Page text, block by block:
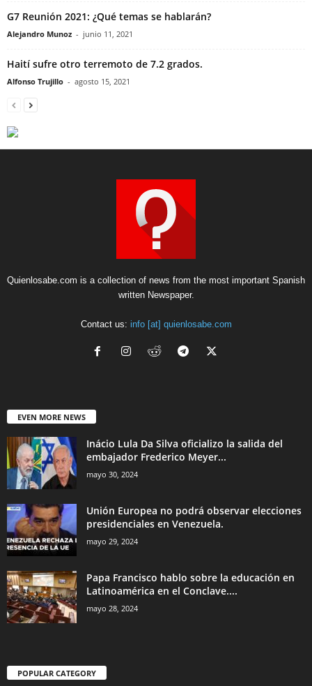
G7 Reunión 2021: ¿Qué temas se hablarán?
Alejandro Munoz - junio 11, 2021
Haití sufre otro terremoto de 7.2 grados.
Alfonso Trujillo - agosto 15, 2021
Quienlosabe.com is a collection of news from the most important Spanish
written Newspaper.
Contact us: info [at] quienlosabe.com
EVEN MORE NEWS
Inácio Lula Da Silva oficializo la salida del
embajador Frederico Meyer...
mayo 30, 2024
Unión Europea no podrá observar elecciones
presidenciales en Venezuela.
mayo 29, 2024
Papa Francisco hablo sobre la educación en
Latinoamérica en el Conclave....
mayo 28, 2024
POPULAR CATEGORY